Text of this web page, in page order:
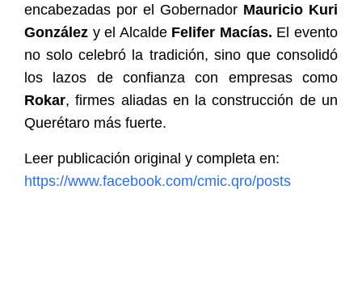
encabezadas por el Gobernador Mauricio Kuri
González y el Alcalde Felifer Macías. El evento
no solo celebró la tradición, sino que consolidó
los lazos de confianza con empresas como
Rokar, firmes aliadas en la construcción de un
Querétaro más fuerte.
Leer publicación original y completa en:
https://www.facebook.com/cmic.qro/posts